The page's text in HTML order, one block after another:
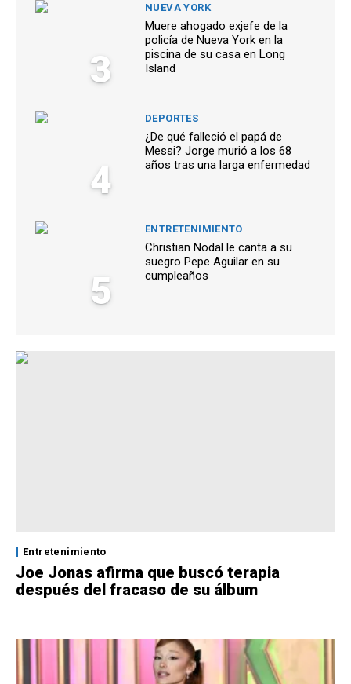
3
NUEVA YORK
Muere ahogado exjefe de la
policía de Nueva York en la
piscina de su casa en Long
Island
4
DEPORTES
¿De qué falleció el papá de
Messi? Jorge murió a los 68
años tras una larga enfermedad
5
ENTRETENIMIENTO
Christian Nodal le canta a su
suegro Pepe Aguilar en su
cumpleaños
Entretenimiento
Joe Jonas afirma que buscó terapia
después del fracaso de su álbum